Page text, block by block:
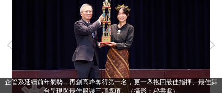
企管系延續前年氣勢，再創高峰奪得第一名，更一舉抱回最佳指揮、最佳舞
台呈現與最佳服裝三項獎項。（攝影：秘書處）